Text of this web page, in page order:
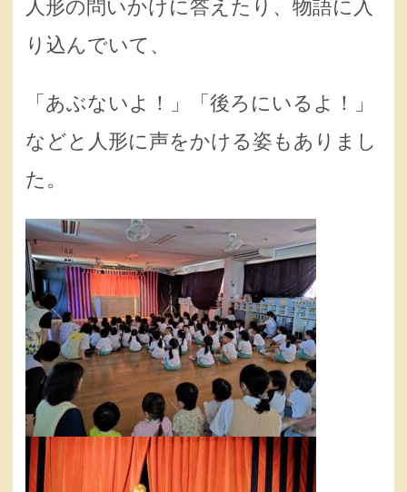
人形の問いかけに答えたり、物語に入
り込んでいて、
「あぶないよ！」「後ろにいるよ！」
などと人形に声をかける姿もありまし
た。